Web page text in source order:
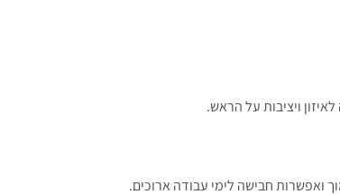
ויציבות על הראש.
ואפשרות חבישה לימי עבודה ארוכים.